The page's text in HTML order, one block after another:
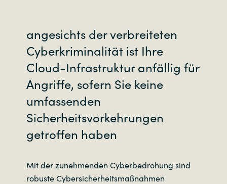
angesichts der verbreiteten
Cyberkriminalität ist Ihre
Cloud-Infrastruktur anfällig für
Angriffe, sofern Sie keine
umfassenden
Sicherheitsvorkehrungen
getroffen haben
Mit der zunehmenden Cyberbedrohung sind
robuste Cybersicherheitsmaßnahmen